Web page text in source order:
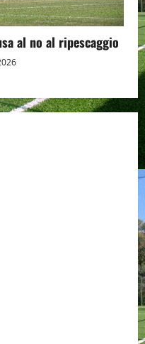
al no al ripescaggio